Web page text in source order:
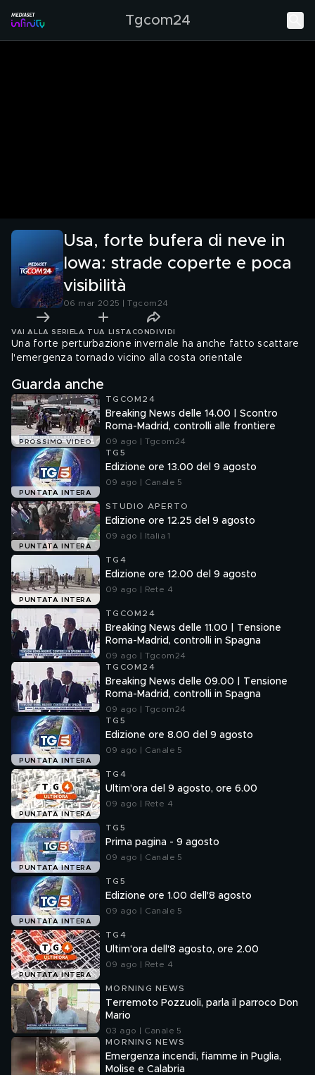
Tgcom24
Usa, forte bufera di neve in
Iowa: strade coperte e poca
visibilità
06 mar 2025 | Tgcom24
VAI ALLA SERIE LA TUA LISTA CONDIVIDI
Una forte perturbazione invernale ha anche fatto scattare
l'emergenza tornado vicino alla costa orientale
Guarda anche
PROSSIMO VIDEO
TGCOM24
Breaking News delle 14.00 | Scontro
Roma-Madrid, controlli alle frontiere
09 ago | Tgcom24
PUNTATA INTERA
TG5
Edizione ore 13.00 del 9 agosto
09 ago | Canale 5
PUNTATA INTERA
STUDIO APERTO
Edizione ore 12.25 del 9 agosto
09 ago | Italia 1
PUNTATA INTERA
TG4
Edizione ore 12.00 del 9 agosto
09 ago | Rete 4
TGCOM24
Breaking News delle 11.00 | Tensione
Roma-Madrid, controlli in Spagna
09 ago | Tgcom24
TGCOM24
Breaking News delle 09.00 | Tensione
Roma-Madrid, controlli in Spagna
09 ago | Tgcom24
PUNTATA INTERA
TG5
Edizione ore 8.00 del 9 agosto
09 ago | Canale 5
PUNTATA INTERA
TG4
Ultim'ora del 9 agosto, ore 6.00
09 ago | Rete 4
PUNTATA INTERA
TG5
Prima pagina - 9 agosto
09 ago | Canale 5
PUNTATA INTERA
TG5
Edizione ore 1.00 dell'8 agosto
09 ago | Canale 5
PUNTATA INTERA
TG4
Ultim'ora dell'8 agosto, ore 2.00
09 ago | Rete 4
MORNING NEWS
Terremoto Pozzuoli, parla il parroco Don
Mario
03 ago | Canale 5
MORNING NEWS
Emergenza incendi, fiamme in Puglia,
Molise e Calabria